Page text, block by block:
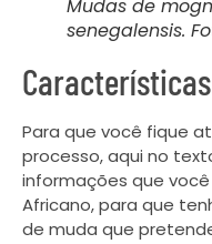
Mudas de
senegalensis.
Para que você fique
processo, aqui no
informações que
Africano, para que
de muda que